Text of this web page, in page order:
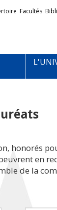
Facultés
honorés
en
de la